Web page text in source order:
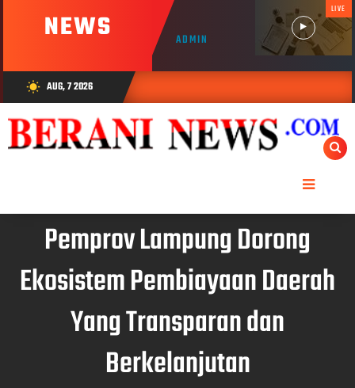
NEWS ADMIN
LIVE
wb_sunny AUG, 7 2026
Pemprov Lampung Dorong
Ekosistem Pembiayaan Daerah
Yang Transparan dan
Berkelanjutan